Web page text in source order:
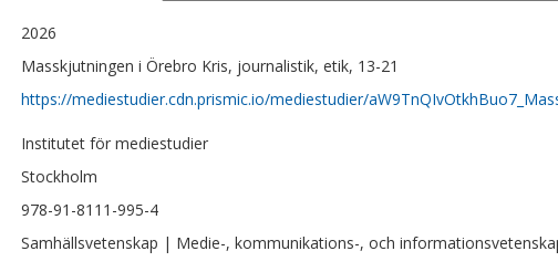
2026
Masskjutningen i Örebro Kris, journalistik, etik, 13-21
https://mediestudier.cdn.prismic.io/mediestudier/
Institutet för mediestudier
Stockholm
978-91-8111-995-4
Samhällsvetenskap | Medie-, kommunikations-, och